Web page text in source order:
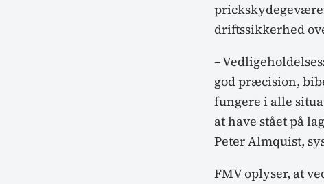
driftssikkerhed
–
god præcision,
fungere i alle
at have stået på
Peter Almquist,
FMV oplyser, at